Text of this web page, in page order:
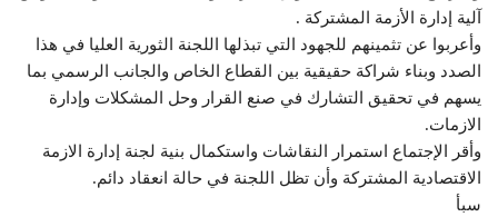
آلية إدارة الأزمة المشتركة .
وأعربوا عن تثمينهم للجهود التي تبذلها اللجنة الثورية العليا في هذا
الصدد وبناء شراكة حقيقية بين القطاع الخاص والجانب الرسمي بما
يسهم في تحقيق التشارك في صنع القرار وحل المشكلات وإدارة
الازمات.
وأقر الإجتماع استمرار النقاشات واستكمال بنية لجنة إدارة الازمة
الاقتصادية المشتركة وأن تظل اللجنة في حالة انعقاد دائم.
سبأ